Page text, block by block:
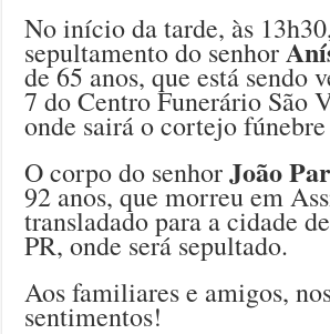
No início da tarde, às
sepultamento do senhor
de 65 anos, que está sendo
7 do Centro Funerário São
onde sairá o cortejo fúnebre
O corpo do senhorJoão
92 anos, que morreu em
transladado para a cidade
PR, onde será sepultado.
Aos familiares e amigos,
sentimentos!